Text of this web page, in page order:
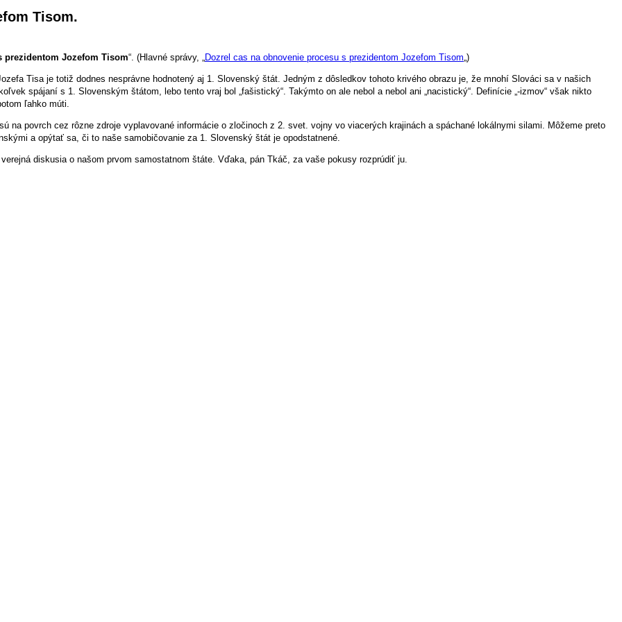
Tisom.
prezidentom Jozefom Tisom“. (Hlavné správy, „ Dozrel cas na obnovenie procesu s prezidentom Jozefom Tisom „)
Tisa je totiž dodnes nesprávne hodnotený aj 1. Slovenský štát. Jedným z dôsledkov tohoto krivého obrazu je, že mnohí Slováci sa v našich
spájaní s 1. Slovenským štátom, lebo tento vraj bol „fašistický“. Takýmto on ale nebol a nebol ani „nacistický“. Definície „-izmov“ však nikto
ľahko múti.
na povrch cez rôzne zdroje vyplavované informácie o zločinoch z 2. svet. vojny vo viacerých krajinách a spáchané lokálnymi silami. Môžeme preto
a opýtať sa, či to naše samobičovanie za 1. Slovenský štát je opodstatnené.
diskusia o našom prvom samostatnom štáte. Vďaka, pán Tkáč, za vaše pokusy rozprúdiť ju.